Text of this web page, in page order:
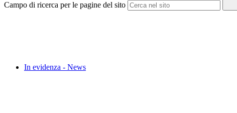
Campo di ricerca per le pagine del sito
In evidenza - News